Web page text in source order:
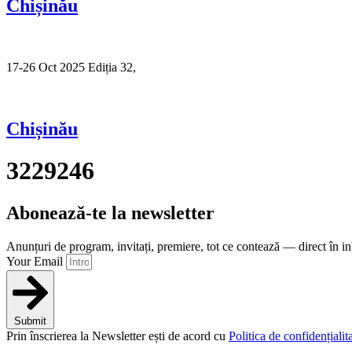
Chișinău
17-26 Oct 2025 Ediția 32,
Chișinău
3229246
Abonează-te la newsletter
Anunțuri de program, invitați, premiere, tot ce contează — direct în
Your Email
Submit
Prin înscrierea la Newsletter ești de acord cu Politica de